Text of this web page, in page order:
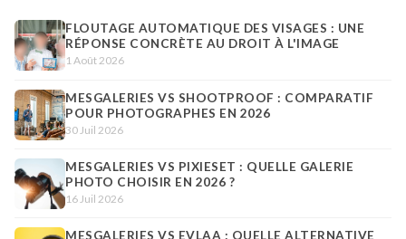
FLOUTAGE AUTOMATIQUE DES VISAGES : UNE
RÉPONSE CONCRÈTE AU DROIT À L'IMAGE
1 Août 2026
MESGALERIES VS SHOOTPROOF : COMPARATIF
POUR PHOTOGRAPHES EN 2026
30 Juil 2026
MESGALERIES VS PIXIESET : QUELLE GALERIE
PHOTO CHOISIR EN 2026 ?
16 Juil 2026
MESGALERIES VS EVLAA : QUELLE ALTERNATIVE